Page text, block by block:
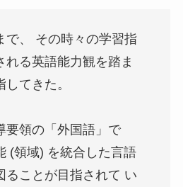
で、 その時々の学習指
れる英語能力観を踏ま
てきた。
要領の「外国語」で
(領域) を統合した言語
ることが目指されて い